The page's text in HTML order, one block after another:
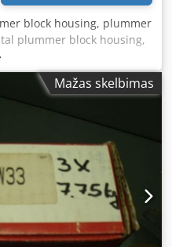
block housing, plummer
plummer block housing,
block housing
plummer block bearing
SKF, Plummer
diameter: 72 mm -
Dimensions: 255/105/H135
Mažas skelbimas